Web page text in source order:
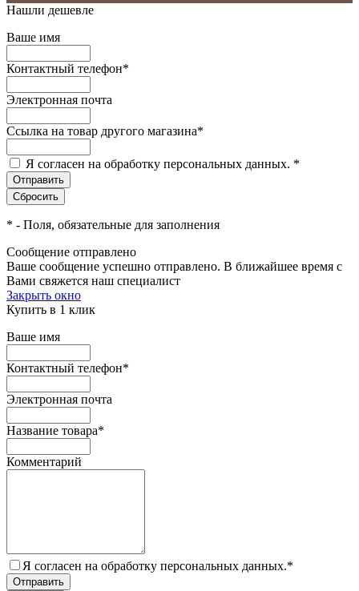
Нашли дешевле
Ваше имя
Контактный телефон*
Электронная почта
Ссылка на товар другого магазина*
Я согласен на обработку персональных данных. *
* - Поля, обязательные для заполнения
Сообщение отправлено
Ваше сообщение успешно отправлено. В ближайшее время с
Вами свяжется наш специалист
Закрыть окно
Купить в 1 клик
Ваше имя
Контактный телефон*
Электронная почта
Название товара*
Комментарий
Я согласен на обработку персональных данных.*